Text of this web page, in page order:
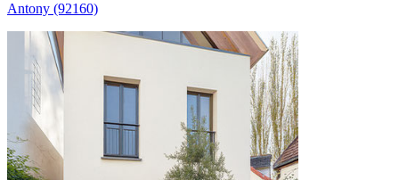
Antony (92160)